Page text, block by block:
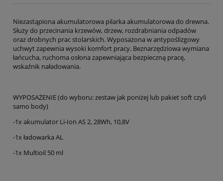
Niezastąpiona akumulatorowa pilarka akumulatorowa do drewna.
Służy do przecinania krzewów, drzew, rozdrabniania odpadów
oraz drobnych prac stolarskich. Wyposażona w antypoślizgowy
uchwyt zapewnia wysoki komfort pracy. Beznarzędziowa wymiana
łańcucha, ruchoma osłona zapewniająca bezpieczną pracę,
wskaźnik naładowania.
WYPOSAŻENIE (do wyboru: zestaw jak poniżej lub pakiet soft czyli
samo body)
-1x akumulator Li-Ion AS 2, 28Wh, 10,8V
-1x ładowarka AL
-1x Multioil 50 ml